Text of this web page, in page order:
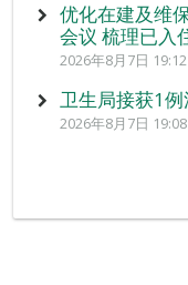
优化在建及维
会议 梳理已入
2026年8月7日 19:12
卫生局接获1
2026年8月7日 19:08